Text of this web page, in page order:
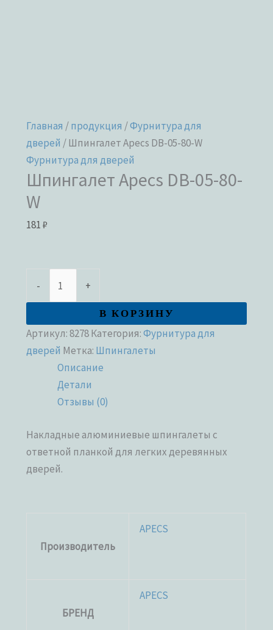
Главная /продукция /Фурнитура для
дверей / Шпингалет Apecs DB-05-80-W
Фурнитура для дверей
Шпингалет Apecs DB-05-80-
W
181₽
- +
В КОРЗИНУ
Артикул: 8278Категория:Фурнитура для
дверей Метка: Шпингалеты
Описание
Детали
Отзывы (0)
Накладные алюминиевые шпингалеты с
ответной планкой для легких деревянных
дверей.
Производитель
APECS
БРЕНД
APECS